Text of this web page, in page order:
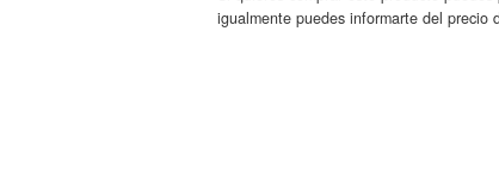
igualmente puedes informarte del